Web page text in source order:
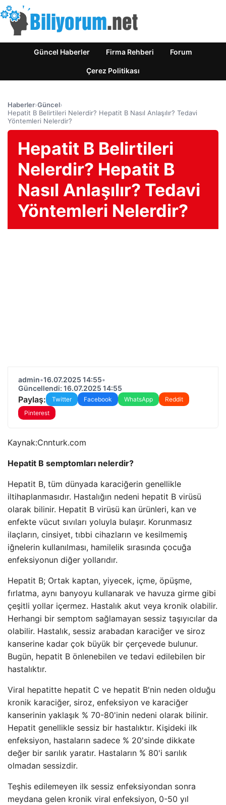
Güncel Haberler Firma Rehberi Forum
Çerez Politikası
Haberler›Güncel›
Hepatit B Belirtileri Nelerdir? Hepatit B Nasıl Anlaşılır? Tedavi
Yöntemleri Nelerdir?
Hepatit B Belirtileri
Nelerdir? Hepatit B
Nasıl Anlaşılır? Tedavi
Yöntemleri Nelerdir?
admin•16.07.2025 14:55•
Güncellendi: 16.07.2025 14:55
Paylaş: Twitter Facebook WhatsApp
Reddit
Pinterest
Kaynak:Cnnturk.com
Hepatit B semptomları nelerdir?
Hepatit B, tüm dünyada karaciğerin genellikle
iltihaplanmasıdır. Hastalığın nedeni hepatit B virüsü
olarak bilinir. Hepatit B virüsü kan ürünleri, kan ve
enfekte vücut sıvıları yoluyla bulaşır. Korunmasız
ilaçların, cinsiyet, tıbbi cihazların ve kesilmemiş
iğnelerin kullanılması, hamilelik sırasında çocuğa
enfeksiyonun diğer yollarıdır.
Hepatit B; Ortak kaptan, yiyecek, içme, öpüşme,
fırlatma, aynı banyoyu kullanarak ve havuza girme gibi
çeşitli yollar içermez. Hastalık akut veya kronik olabilir.
Herhangi bir semptom sağlamayan sessiz taşıyıcılar da
olabilir. Hastalık, sessiz arabadan karaciğer ve siroz
kanserine kadar çok büyük bir çerçevede bulunur.
Bugün, hepatit B önlenebilen ve tedavi edilebilen bir
hastalıktır.
Viral hepatitte hepatit C ve hepatit B'nin neden olduğu
kronik karaciğer, siroz, enfeksiyon ve karaciğer
kanserinin yaklaşık % 70-80'inin nedeni olarak bilinir.
Hepatit genellikle sessiz bir hastalıktır. Kişideki ilk
enfeksiyon, hastaların sadece % 20'sinde dikkate
değer bir sarılık yaratır. Hastaların % 80'i sarılık
olmadan sessizdir.
Teşhis edilemeyen ilk sessiz enfeksiyondan sonra
meydana gelen kronik viral enfeksiyon, 0-50 yıl